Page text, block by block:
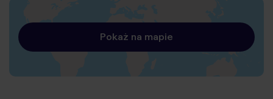
Pokaż na mapie